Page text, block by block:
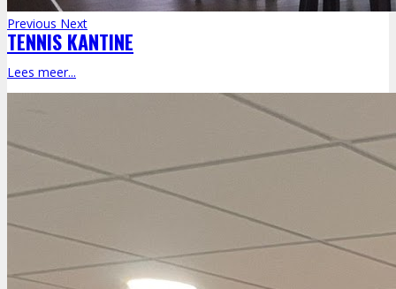
Previous Next
TENNIS KANTINE
Lees meer...